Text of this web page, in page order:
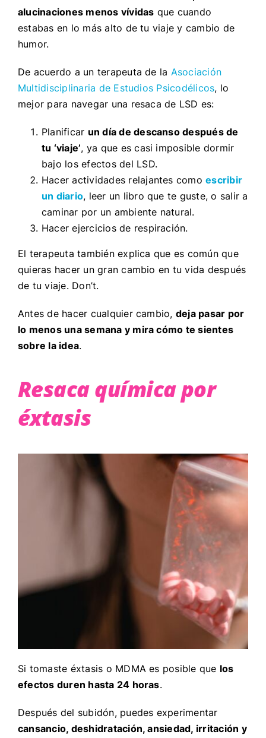
alucinaciones menos vívidas que cuando
estabas en lo más alto de tu viaje y cambio de
humor.
De acuerdo a un terapeuta de la Asociación
Multidisciplinaria de Estudios Psicodélicos, lo
mejor para navegar una resaca de LSD es:
Planificar un día de descanso después de
tu ‘viaje’, ya que es casi imposible dormir
bajo los efectos del LSD.
Hacer actividades relajantes comoescribir
un diario, leer un libro que te guste, o salir a
caminar por un ambiente natural.
Hacer ejercicios de respiración.
El terapeuta también explica que es común que
quieras hacer un gran cambio en tu vida después
de tu viaje. Don’t.
Antes de hacer cualquier cambio, deja pasar por
lo menos una semana y mira cómo te sientes
sobre la idea.
Resaca química por
éxtasis
Si tomaste éxtasis o MDMA es posible que los
efectos duren hasta 24 horas.
Después del subidón, puedes experimentar
cansancio, deshidratación, ansiedad, irritación y